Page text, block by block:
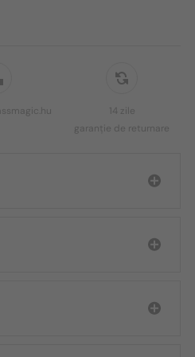
14 zile
garanție de returnare